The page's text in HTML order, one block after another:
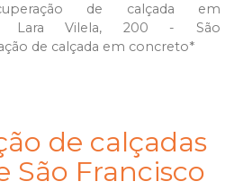
de calçada em
Lara Vilela, 200 - São
de calçada em concreto*
de calçadas
São Francisco